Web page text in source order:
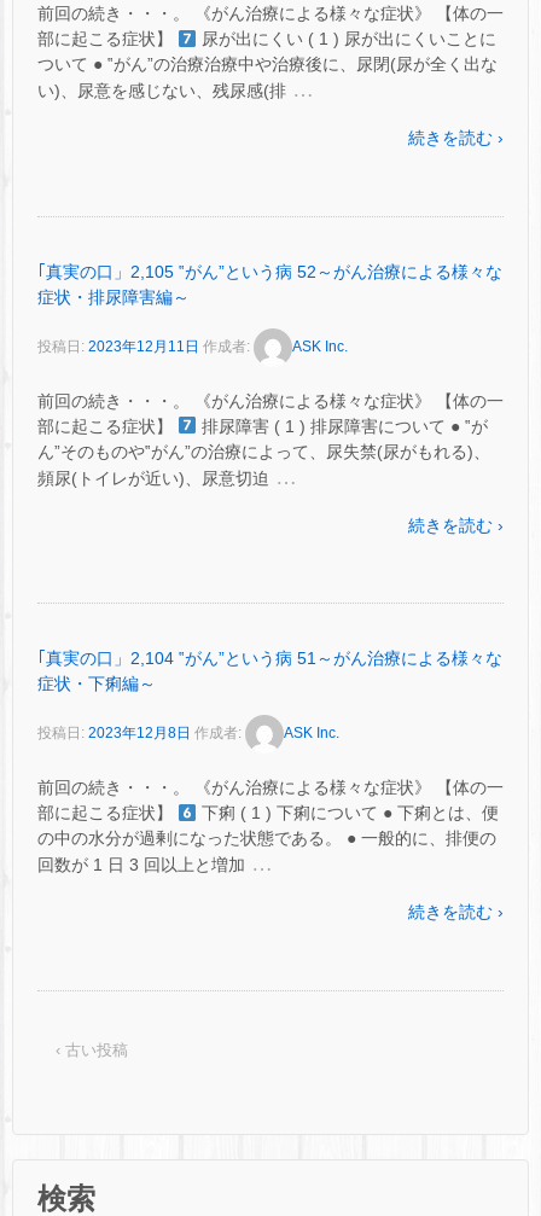
前回の続き・・・。 《がん治療による様々な症状》 【体の一
部に起こる症状】
尿が出にくい ( 1 ) 尿が出にくいことに
ついて ● ‟がん”の治療治療中や治療後に、尿閉(尿が全く出な
い)、尿意を感じない、残尿感(排 …
続きを読む ›
｢真実の口」2,105 ‟がん”という病 52～がん治療による様々な
症状・排尿障害編～
投稿日: 2023年12月11日 作成者: ASK Inc.
前回の続き・・・。 《がん治療による様々な症状》 【体の一
部に起こる症状】
排尿障害 ( 1 ) 排尿障害について ● ‟が
ん”そのものや‟がん”の治療によって、尿失禁(尿がもれる)、
頻尿(トイレが近い)、尿意切迫 …
続きを読む ›
｢真実の口」2,104 ‟がん”という病 51～がん治療による様々な
症状・下痢編～
投稿日: 2023年12月8日 作成者: ASK Inc.
前回の続き・・・。 《がん治療による様々な症状》 【体の一
部に起こる症状】
下痢 ( 1 ) 下痢について ● 下痢とは、便
の中の水分が過剰になった状態である。 ● 一般的に、排便の
回数が 1 日 3 回以上と増加 …
続きを読む ›
‹ 古い投稿
検索